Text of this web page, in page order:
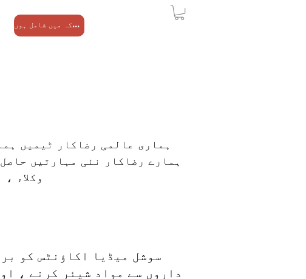
امریکہ میں شامل ہوں
ہماری عالمی رضاکار ٹیمیں
ہمارے رضاکار نئی مہارتیں
وکلاء
داروں سے مواد شیئر کرنے ،